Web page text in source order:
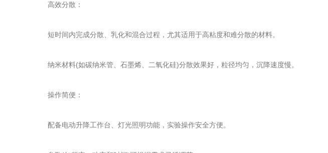
高效分散：
短时间内完成分散、乳化和混合过程，尤其适用于高粘度和难分散的材料。
纳米材料(如碳纳米管、石墨烯、二氧化硅)分散效果好，粒径均匀，沉降速度慢。
操作简便：
配备电动升降工作台、灯光照明功能，实验操作安全方便。